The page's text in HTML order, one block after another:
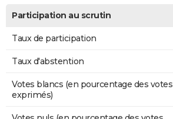
Participation au scrutin
Taux de participation
Taux d'abstention
Votes blancs (en pourcentage des votes
exprimés)